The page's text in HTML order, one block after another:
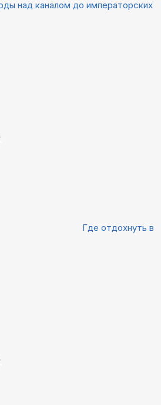
над каналом до императорских
Где отдохнуть в